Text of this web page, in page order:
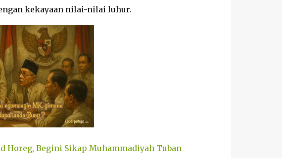
kekayaan nilai-nilai luhur.
Horeg, Begini Sikap Muhammadiyah Tuban